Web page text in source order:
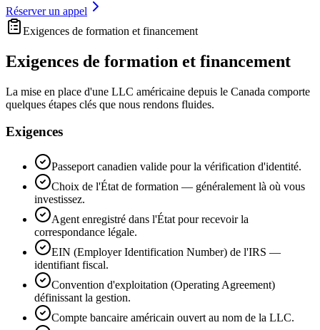
Réserver un appel
Exigences de formation et financement
Exigences de formation et financement
La mise en place d'une LLC américaine depuis le Canada comporte
quelques étapes clés que nous rendons fluides.
Exigences
Passeport canadien valide pour la vérification d'identité.
Choix de l'État de formation — généralement là où vous
investissez.
Agent enregistré dans l'État pour recevoir la
correspondance légale.
EIN (Employer Identification Number) de l'IRS —
identifiant fiscal.
Convention d'exploitation (Operating Agreement)
définissant la gestion.
Compte bancaire américain ouvert au nom de la LLC.